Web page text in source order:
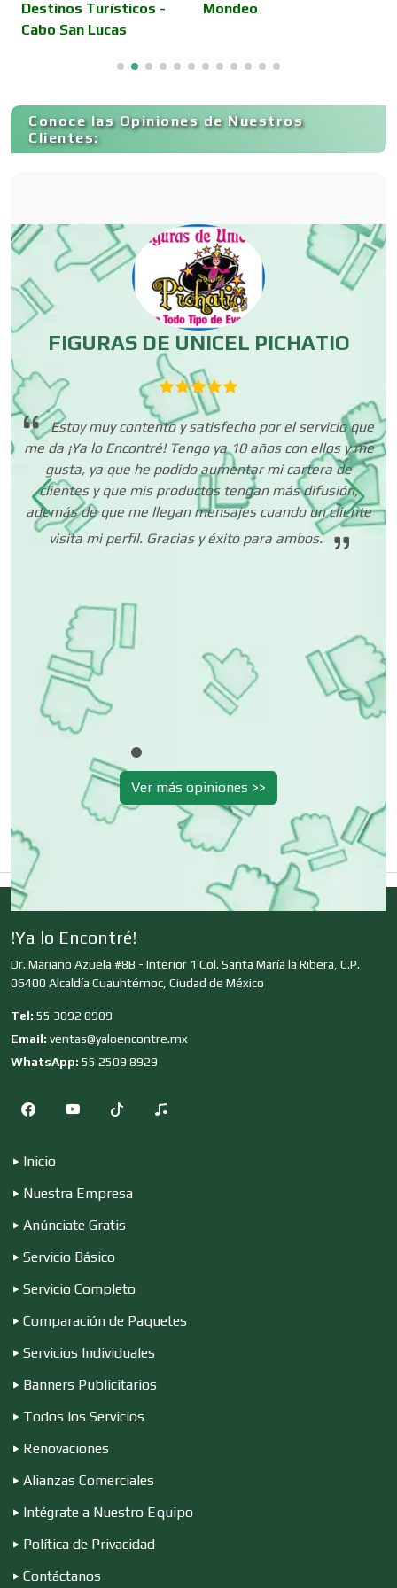
Cancelería de Aluminio
Capacitación
Carpinterías
Centros Comerciales
Centros de Espectáculos
Centros de Nutrición
Centros Turísticos
Cibercafés
Clínicas de Belleza
Clínicas de Rehabilitación
Clínicas y Hospitales
Clubes Deportivos
Cocinas Integrales
Combustibles y Lubricantes
Compresores de aire
Conferencias Empresariales
Construcciones en General
Contadores
Control de Plagas
Conversiones Automotrices
Destinos Turísticos -
Cabo San Lucas
Mondeo
Conoce las Opiniones de Nuestros
Clientes:
FIGURAS DE UNICEL PICHATIO
Estoy muy contento y satisfecho por el servicio que
me da ¡Ya lo Encontré! Tengo ya 10 años con ellos y me
gusta, ya que he podido aumentar mi cartera de
clientes y que mis productos tengan más difusión,
además de que me llegan mensajes cuando un cliente
visita mi perfil. Gracias y éxito para ambos.
Ver más opiniones >>
!Ya lo Encontré!
Dr. Mariano Azuela #8B - Interior 1 Col. Santa María la Ribera, C.P.
06400 Alcaldía Cuauhtémoc, Ciudad de México
Tel: 55 3092 0909
Email: ventas@yaloencontre.mx
WhatsApp: 55 2509 8929
Inicio
Nuestra Empresa
Anúnciate Gratis
Servicio Básico
Servicio Completo
Comparación de Paquetes
Servicios Individuales
Banners Publicitarios
Todos los Servicios
Renovaciones
Alianzas Comerciales
Intégrate a Nuestro Equipo
Política de Privacidad
Contáctanos